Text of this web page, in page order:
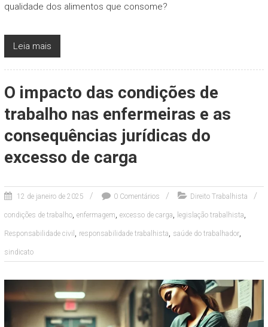
qualidade dos alimentos que consome?
Leia mais
O impacto das condições de
trabalho nas enfermeiras e as
consequências jurídicas do
excesso de carga
12 de janeiro de 2025 0 Comentários Direito Trabalhista
condições de trabalho, enfermagem, excesso de carga, legislação trabalhista,
Responsabilidade civil , responsabilidade trabalhista, saúde do trabalhador,
sindicato